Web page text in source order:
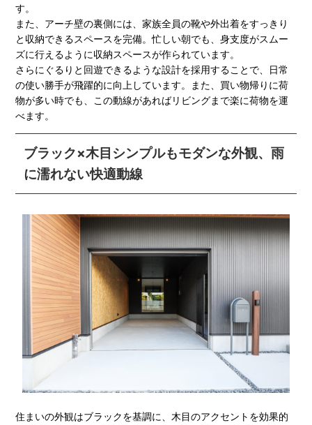
す。
また、アーチ壁の裏側には、家族全員の靴や外出着をすっきり
と収納できるスペースを完備。忙しい朝でも、身支度がスムー
ズに行えるように収納スペースが作られています。
さらにぐるりと回遊できるような設計を採用することで、日常
の使い勝手が飛躍的に向上しています。また、買い物帰りに荷
物が多い時でも、この動線があればリビングまで楽に荷物を運
べます。
ブラック×木目シンプルもモダンな外観、雨
に濡れない快適動線
住まいの外観はブラックを基調に、木目のアクセントを効果的